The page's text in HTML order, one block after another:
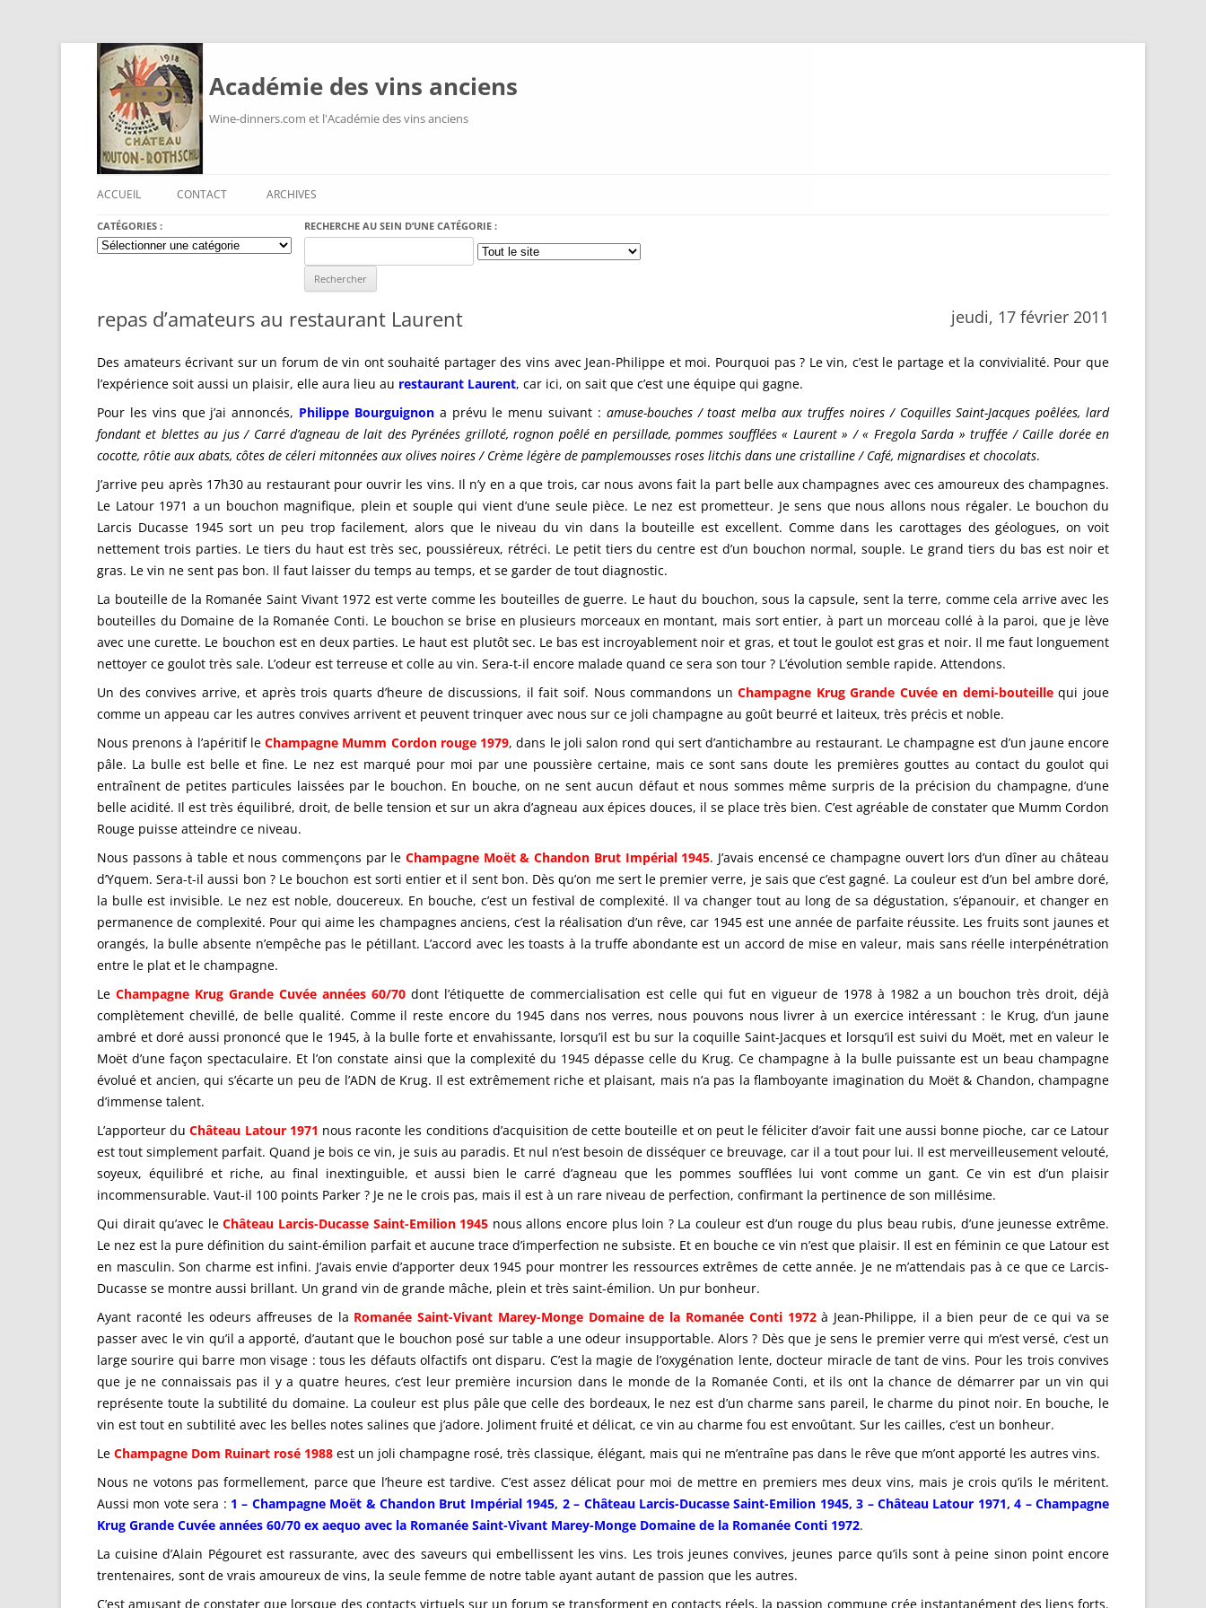
Académie des vins anciens
Wine-dinners.com et l'Académie des vins anciens
ACCUEIL CONTACT ARCHIVES
CATÉGORIES :
Catégories
:
RECHERCHE AU SEIN D’UNE CATÉGORIE :
for:
repas d’amateurs au restaurant Laurent jeudi, 17 février 2011
Des amateurs écrivant sur un forum de vin ont souhaité partager des vins avec Jean-Philippe et moi. Pourquoi pas ? Le vin, c’est le partage et la convivialité. Pour que
l’expérience soit aussi un plaisir, elle aura lieu au restaurant Laurent, car ici, on sait que c’est une équipe qui gagne.
Pour les vins que j’ai annoncés, Philippe Bourguignona prévu le menu suivant : amuse-bouches / toast melba aux truffes noires / Coquilles Saint-Jacques poêlées, lard
fondant et blettes au jus / Carré d’agneau de lait des Pyrénées grilloté, rognon poêlé en persillade, pommes soufflées « Laurent » / « Fregola Sarda » truffée / Caille dorée en
cocotte, rôtie aux abats, côtes de céleri mitonnées aux olives noires / Crème légère de pamplemousses roses litchis dans une cristalline / Café, mignardises et chocolats.
J’arrive peu après 17h30 au restaurant pour ouvrir les vins. Il n’y en a que trois, car nous avons fait la part belle aux champagnes avec ces amoureux des champagnes.
Le Latour 1971 a un bouchon magnifique, plein et souple qui vient d’une seule pièce. Le nez est prometteur. Je sens que nous allons nous régaler. Le bouchon du
Larcis Ducasse 1945 sort un peu trop facilement, alors que le niveau du vin dans la bouteille est excellent. Comme dans les carottages des géologues, on voit
nettement trois parties. Le tiers du haut est très sec, poussiéreux, rétréci. Le petit tiers du centre est d’un bouchon normal, souple. Le grand tiers du bas est noir et
gras. Le vin ne sent pas bon. Il faut laisser du temps au temps, et se garder de tout diagnostic.
La bouteille de la Romanée Saint Vivant 1972 est verte comme les bouteilles de guerre. Le haut du bouchon, sous la capsule, sent la terre, comme cela arrive avec les
bouteilles du Domaine de la Romanée Conti. Le bouchon se brise en plusieurs morceaux en montant, mais sort entier, à part un morceau collé à la paroi, que je lève
avec une curette. Le bouchon est en deux parties. Le haut est plutôt sec. Le bas est incroyablement noir et gras, et tout le goulot est gras et noir. Il me faut longuement
nettoyer ce goulot très sale. L’odeur est terreuse et colle au vin. Sera-t-il encore malade quand ce sera son tour ? L’évolution semble rapide. Attendons.
Un des convives arrive, et après trois quarts d’heure de discussions, il fait soif. Nous commandons unChampagne Krug Grande Cuvée en demi-bouteillequi joue
comme un appeau car les autres convives arrivent et peuvent trinquer avec nous sur ce joli champagne au goût beurré et laiteux, très précis et noble.
Nous prenons à l’apéritif leChampagne Mumm Cordon rouge 1979, dans le joli salon rond qui sert d’antichambre au restaurant. Le champagne est d’un jaune encore
pâle. La bulle est belle et fine. Le nez est marqué pour moi par une poussière certaine, mais ce sont sans doute les premières gouttes au contact du goulot qui
entraînent de petites particules laissées par le bouchon. En bouche, on ne sent aucun défaut et nous sommes même surpris de la précision du champagne, d’une
belle acidité. Il est très équilibré, droit, de belle tension et sur un akra d’agneau aux épices douces, il se place très bien. C’est agréable de constater que Mumm Cordon
Rouge puisse atteindre ce niveau.
Nous passons à table et nous commençons par leChampagne Moët & Chandon Brut Impérial 1945. J’avais encensé ce champagne ouvert lors d’un dîner au château
d’Yquem. Sera-t-il aussi bon ? Le bouchon est sorti entier et il sent bon. Dès qu’on me sert le premier verre, je sais que c’est gagné. La couleur est d’un bel ambre doré,
la bulle est invisible. Le nez est noble, doucereux. En bouche, c’est un festival de complexité. Il va changer tout au long de sa dégustation, s’épanouir, et changer en
permanence de complexité. Pour qui aime les champagnes anciens, c’est la réalisation d’un rêve, car 1945 est une année de parfaite réussite. Les fruits sont jaunes et
orangés, la bulle absente n’empêche pas le pétillant. L’accord avec les toasts à la truffe abondante est un accord de mise en valeur, mais sans réelle interpénétration
entre le plat et le champagne.
LeChampagne Krug Grande Cuvée années 60/70 dont l’étiquette de commercialisation est celle qui fut en vigueur de 1978 à 1982 a un bouchon très droit, déjà
complètement chevillé, de belle qualité. Comme il reste encore du 1945 dans nos verres, nous pouvons nous livrer à un exercice intéressant : le Krug, d’un jaune
ambré et doré aussi prononcé que le 1945, à la bulle forte et envahissante, lorsqu’il est bu sur la coquille Saint-Jacques et lorsqu’il est suivi du Moët, met en valeur le
Moët d’une façon spectaculaire. Et l’on constate ainsi que la complexité du 1945 dépasse celle du Krug. Ce champagne à la bulle puissante est un beau champagne
évolué et ancien, qui s’écarte un peu de l’ADN de Krug. Il est extrêmement riche et plaisant, mais n’a pas la flamboyante imagination du Moët & Chandon, champagne
d’immense talent.
L’apporteur duChâteau Latour 1971 nous raconte les conditions d’acquisition de cette bouteille et on peut le féliciter d’avoir fait une aussi bonne pioche, car ce Latour
est tout simplement parfait. Quand je bois ce vin, je suis au paradis. Et nul n’est besoin de disséquer ce breuvage, car il a tout pour lui. Il est merveilleusement velouté,
soyeux, équilibré et riche, au final inextinguible, et aussi bien le carré d’agneau que les pommes soufflées lui vont comme un gant. Ce vin est d’un plaisir
incommensurable. Vaut-il 100 points Parker ? Je ne le crois pas, mais il est à un rare niveau de perfection, confirmant la pertinence de son millésime.
Qui dirait qu’avec leChâteau Larcis-Ducasse Saint-Emilion 1945 nous allons encore plus loin ? La couleur est d’un rouge du plus beau rubis, d’une jeunesse extrême.
Le nez est la pure définition du saint-émilion parfait et aucune trace d’imperfection ne subsiste. Et en bouche ce vin n’est que plaisir. Il est en féminin ce que Latour est
en masculin. Son charme est infini. J’avais envie d’apporter deux 1945 pour montrer les ressources extrêmes de cette année. Je ne m’attendais pas à ce que ce Larcis-
Ducasse se montre aussi brillant. Un grand vin de grande mâche, plein et très saint-émilion. Un pur bonheur.
Ayant raconté les odeurs affreuses de la Romanée Saint-Vivant Marey-Monge Domaine de la Romanée Conti 1972à Jean-Philippe, il a bien peur de ce qui va se
passer avec le vin qu’il a apporté, d’autant que le bouchon posé sur table a une odeur insupportable. Alors ? Dès que je sens le premier verre qui m’est versé, c’est un
large sourire qui barre mon visage : tous les défauts olfactifs ont disparu. C’est la magie de l’oxygénation lente, docteur miracle de tant de vins. Pour les trois convives
que je ne connaissais pas il y a quatre heures, c’est leur première incursion dans le monde de la Romanée Conti, et ils ont la chance de démarrer par un vin qui
représente toute la subtilité du domaine. La couleur est plus pâle que celle des bordeaux, le nez est d’un charme sans pareil, le charme du pinot noir. En bouche, le
vin est tout en subtilité avec les belles notes salines que j’adore. Joliment fruité et délicat, ce vin au charme fou est envoûtant. Sur les cailles, c’est un bonheur.
Le Champagne Dom Ruinart rosé 1988 est un joli champagne rosé, très classique, élégant, mais qui ne m’entraîne pas dans le rêve que m’ont apporté les autres vins.
Nous ne votons pas formellement, parce que l’heure est tardive. C’est assez délicat pour moi de mettre en premiers mes deux vins, mais je crois qu’ils le méritent.
Aussi mon vote sera : 1 – Champagne Moët & Chandon Brut Impérial 1945, 2 – Château Larcis-Ducasse Saint-Emilion 1945, 3 – Château Latour 1971, 4 – Champagne
Krug Grande Cuvée années 60/70 ex aequo avec la Romanée Saint-Vivant Marey-Monge Domaine de la Romanée Conti 1972.
La cuisine d’Alain Pégouret est rassurante, avec des saveurs qui embellissent les vins. Les trois jeunes convives, jeunes parce qu’ils sont à peine sinon point encore
trentenaires, sont de vrais amoureux de vins, la seule femme de notre table ayant autant de passion que les autres.
C’est amusant de constater que lorsque des contacts virtuels sur un forum se transforment en contacts réels, la passion commune crée instantanément des liens forts.